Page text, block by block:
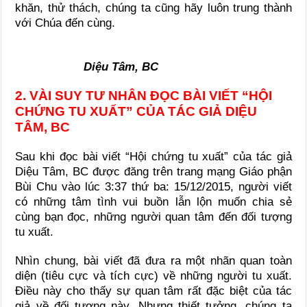
khăn, thử thách, chúng ta cũng hãy luôn trung thành
với Chúa đến cùng.
Diệu Tâm, BC
2. VÀI SUY TƯ NHÂN ĐỌC BÀI VIẾT “HỘI
CHỨNG TU XUẤT” CỦA TÁC GIẢ DIỆU
TÂM, BC
Sau khi đọc bài viết “Hội chứng tu xuất” của tác giả
Diệu Tâm, BC được đăng trên trang mạng Giáo phận
Bùi Chu vào lúc 3:37 thứ ba: 15/12/2015, người viết
có những tâm tình vui buồn lẫn lộn muốn chia sẻ
cùng bạn đọc, những người quan tâm đến đối tượng
tu xuất.
Nhìn chung, bài viết đã đưa ra một nhãn quan toàn
diện (tiêu cực và tích cực) về những người tu xuất.
Điều này cho thấy sự quan tâm rất đặc biệt của tác